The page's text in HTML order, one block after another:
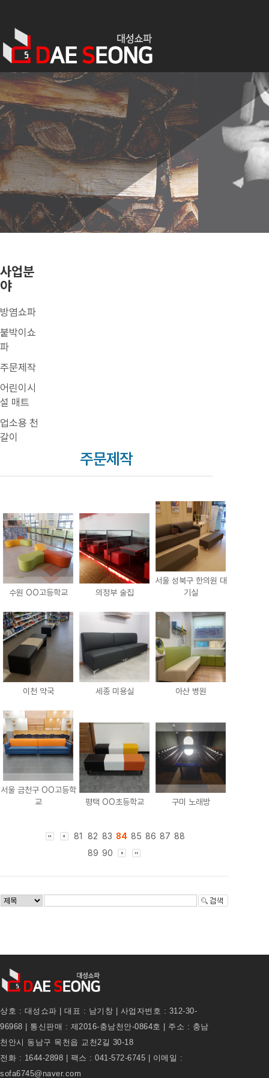
사업분
야
방염쇼파
붙박이쇼
파
주문제작
어린이시
설 매트
업소용 천
갈이
주문제작
수원 OO고등학교 의정부 술집
서울 성북구 한의원 대
기실
이천 약국 세종 미용실 아산 병원
서울 금천구 OO고등학
교
평택 OO초등학교 구미 노래방
81 82 83 84 85 86 87 88
89 90
상호 : 대성쇼파 | 대표 : 남기창 | 사업자번호 : 312-30-
96968 | 통신판매 : 제2016-충남천안-0864호 | 주소 : 충남
천안시 동남구 목천읍 교천2길 30-18
전화 : 1644-2898 | 팩스 : 041-572-6745 | 이메일 :
sofa6745@naver.com